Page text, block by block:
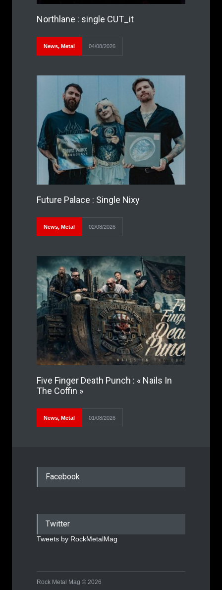
Northlane : single CUT_it
News, Metal 04/08/2026
Future Palace : Single Nixy
News, Metal 02/08/2026
Five Finger Death Punch : « Nails In
The Coffin »
News, Metal 01/08/2026
Facebook
Twitter
Tweets by RockMetalMag
Rock Metal Mag © 2026